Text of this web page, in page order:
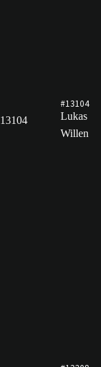
13104
#13104
Lukas
Willen